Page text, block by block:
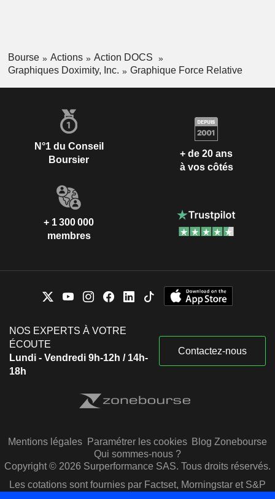
Bourse Actions
Action DOCS
Graphiques Doximity, Inc.
Graphique Force Relative
N°1 du Conseil
Boursier
+ de 20 ans
à vos côtés
+ 1 300 000
membres
NOS EXPERTS À VOTRE
ÉCOUTE
Lundi - Vendredi 9h-12h / 14h-
18h
Contactez-nous
Mentions légales Paramétrer les cookies Blog Zonebourse
Qui sommes-nous ?
Copyright © 2026 Surperformance SAS. Tous droits réservés.
Les cotations sont fournies par Factset, Morningstar et S&P